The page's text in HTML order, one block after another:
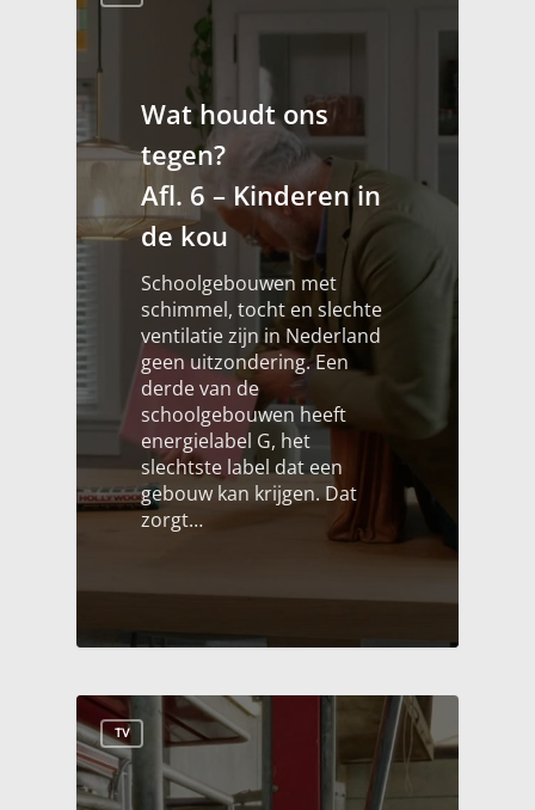
Wat houdt ons
tegen?
Afl. 6 – Kinderen in
de kou
Schoolgebouwen met
schimmel, tocht en slechte
ventilatie zijn in Nederland
geen uitzondering. Een
derde van de
schoolgebouwen heeft
energielabel G, het
slechtste label dat een
gebouw kan krijgen. Dat
zorgt…
TV